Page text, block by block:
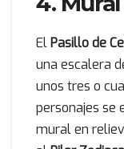
El Pasillo de
una escalera
unos tres o
personajes se
mural en